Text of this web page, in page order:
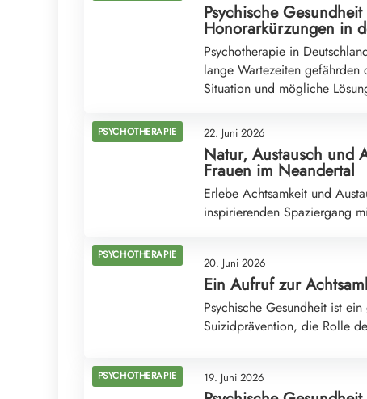
Psychische
Honorarkürzungen in
Psychotherapie in
lange Wartezeiten
Situation und mögliche
PSYCHOTHERAPIE 22. Juni 2026
Natur, Austausch und
Frauen im Neandertal
Erlebe Achtsamkeit und
inspirierenden Spaziergang
PSYCHOTHERAPIE
20. Juni 2026
Ein Aufruf zur
Psychische Gesundheit ist
Suizidprävention, die Rolle
PSYCHOTHERAPIE 19. Juni 2026